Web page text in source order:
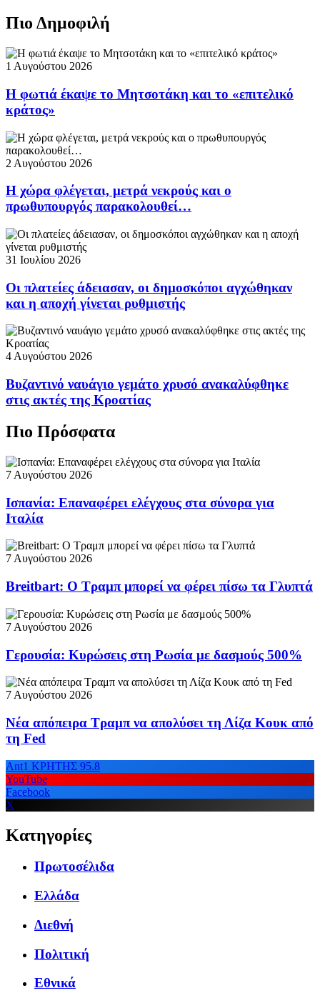
Πιο Δημοφιλή
1 Αυγούστου 2026
Η φωτιά έκαψε το Μητσοτάκη και το «επιτελικό
κράτος»
2 Αυγούστου 2026
Η χώρα φλέγεται, μετρά νεκρούς και ο
πρωθυπουργός παρακολουθεί…
31 Ιουλίου 2026
Οι πλατείες άδειασαν, οι δημοσκόποι αγχώθηκαν
και η αποχή γίνεται ρυθμιστής
4 Αυγούστου 2026
Βυζαντινό ναυάγιο γεμάτο χρυσό ανακαλύφθηκε
στις ακτές της Κροατίας
Πιο Πρόσφατα
7 Αυγούστου 2026
Ισπανία: Επαναφέρει ελέγχους στα σύνορα για
Ιταλία
7 Αυγούστου 2026
Breitbart: Ο Τραμπ μπορεί να φέρει πίσω τα Γλυπτά
7 Αυγούστου 2026
Γερουσία: Κυρώσεις στη Ρωσία με δασμούς 500%
7 Αυγούστου 2026
Νέα απόπειρα Τραμπ να απολύσει τη Λίζα Κουκ από
τη Fed
Ant1 ΚΡΗΤΗΣ 95.8
YouTube
Facebook
X
Κατηγορίες
Πρωτοσέλιδα
Ελλάδα
Διεθνή
Πολιτική
Εθνικά